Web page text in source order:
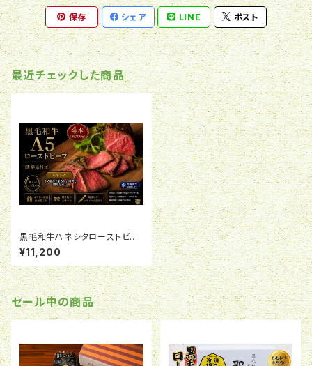
保存 シェア LINE ポスト
最近チェックした商品
黒毛和牛ハネシタローストビー
フ（4本セット）合計約700ｇ(冷
凍)
¥11,200
セール中の商品